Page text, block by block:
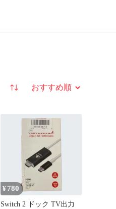
並び替え
¥ 780
Switch 2 ドック TV出力